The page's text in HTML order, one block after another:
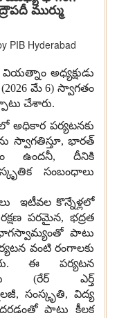
ముర్ము
PIB Hyderabad
వియత్నాం అధ్యక్షుడు
(2026 మే6)స్వాగతం
చేశారు.
అధికార పర్యటనకు
స్వాగతిస్తూ,భారత్
ఉందనీ,దీనికి
సంబంధాలు
ఇటీవల కొన్నేళ్లలో
రక్షణ పరమైన, భద్రత
భాగస్వామ్యంతో పాటు
వంటి రంగాలకు
.ఈ పర్యటన
(రేర్ ఎర్త్
, సంస్కృతి,విద్య
పాటు కీలక